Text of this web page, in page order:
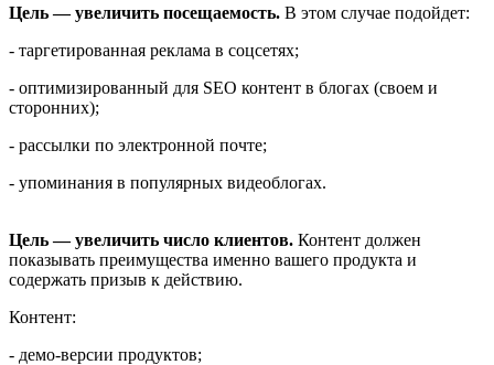
Цель — увеличить посещаемость. В этом случае подойдет:
- таргетированная реклама в соцсетях;
- оптимизированный для SEO контент в блогах (своем и
сторонних);
- рассылки по электронной почте;
- упоминания в популярных видеоблогах.
Цель — увеличить число клиентов. Контент должен
показывать преимущества именно вашего продукта и
содержать призыв к действию.
Контент:
- демо-версии продуктов;